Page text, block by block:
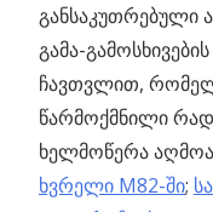
განსაკუთრებული
გამა-
ჩავთვლით,
წარმოქმნილი
ხელმოწერა
ხვრელი M82-ში;